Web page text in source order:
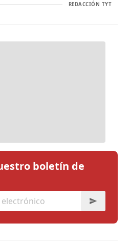
REDACCIÓN TYT
boletín de